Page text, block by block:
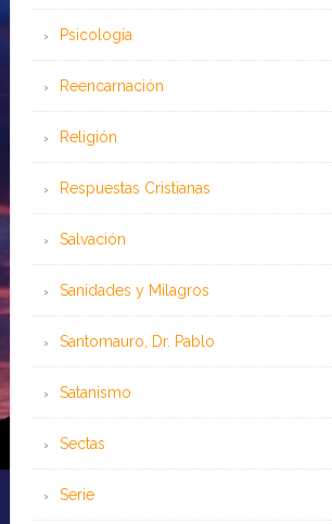
Psicología
Reencarnación
Religión
Respuestas Cristianas
Salvación
Sanidades y Milagros
Santomauro, Dr. Pablo
Satanismo
Sectas
Serie